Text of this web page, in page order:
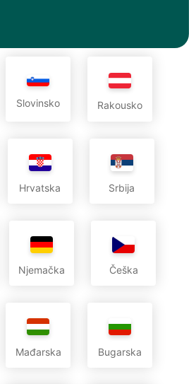
Slovinsko
Rakousko
Hrvatska Srbija
Njemačka Češka
Mađarska Bugarska